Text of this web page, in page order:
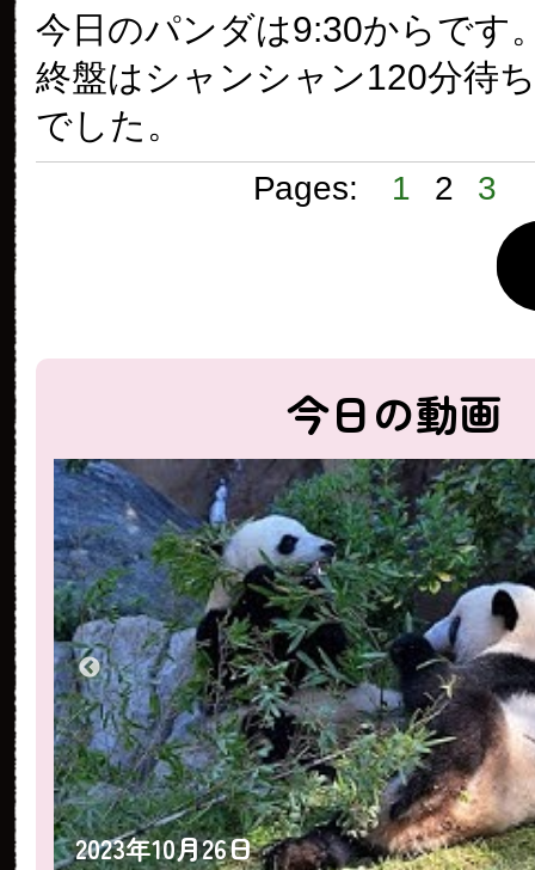
今日のパンダは9:30からです
終盤はシャンシャン120分待
でした。
Pages: 1 2 3
今日の動画
2023年10月25日